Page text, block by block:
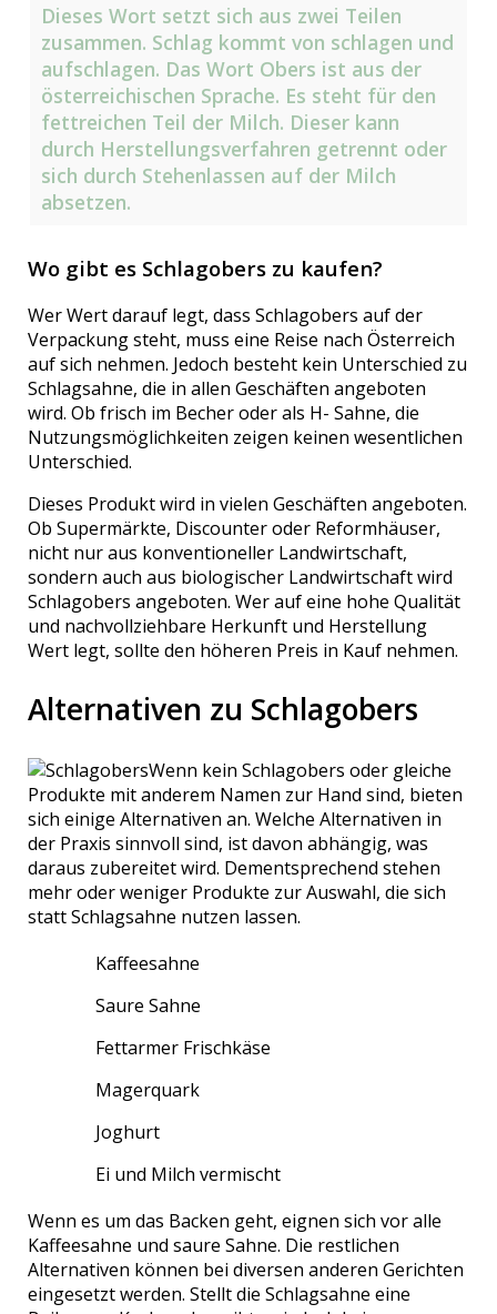
Dieses Wort setzt sich aus zwei Teilen
zusammen. Schlag kommt von schlagen und
aufschlagen. Das Wort Obers ist aus der
österreichischen Sprache. Es steht für den
fettreichen Teil der Milch. Dieser kann
durch Herstellungsverfahren getrennt oder
sich durch Stehenlassen auf der Milch
absetzen.
Wo gibt es Schlagobers zu kaufen?
Wer Wert darauf legt, dass Schlagobers auf der
Verpackung steht, muss eine Reise nach Österreich
auf sich nehmen. Jedoch besteht kein Unterschied zu
Schlagsahne, die in allen Geschäften angeboten
wird. Ob frisch im Becher oder als H- Sahne, die
Nutzungsmöglichkeiten zeigen keinen wesentlichen
Unterschied.
Dieses Produkt wird in vielen Geschäften angeboten.
Ob Supermärkte, Discounter oder Reformhäuser,
nicht nur aus konventioneller Landwirtschaft,
sondern auch aus biologischer Landwirtschaft wird
Schlagobers angeboten. Wer auf eine hohe Qualität
und nachvollziehbare Herkunft und Herstellung
Wert legt, sollte den höheren Preis in Kauf nehmen.
Alternativen zu Schlagobers
Wenn kein Schlagobers oder gleiche
Produkte mit anderem Namen zur Hand sind, bieten
sich einige Alternativen an. Welche Alternativen in
der Praxis sinnvoll sind, ist davon abhängig, was
daraus zubereitet wird. Dementsprechend stehen
mehr oder weniger Produkte zur Auswahl, die sich
statt Schlagsahne nutzen lassen.
Kaffeesahne
Saure Sahne
Fettarmer Frischkäse
Magerquark
Joghurt
Ei und Milch vermischt
Wenn es um das Backen geht, eignen sich vor alle
Kaffeesahne und saure Sahne. Die restlichen
Alternativen können bei diversen anderen Gerichten
eingesetzt werden. Stellt die Schlagsahne eine